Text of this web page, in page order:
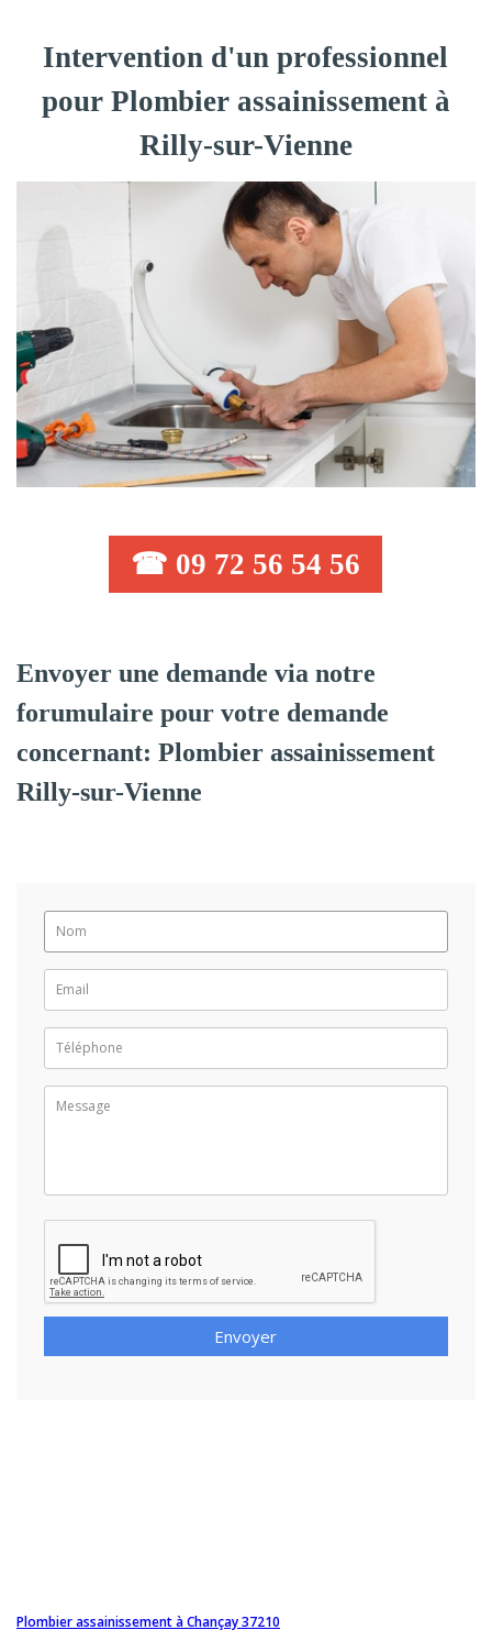
Intervention d'un professionnel
pour Plombier assainissement à
Rilly-sur-Vienne
☎ 09 72 56 54 56
Envoyer une demande via notre
forumulaire pour votre demande
concernant: Plombier assainissement
Rilly-sur-Vienne
Envoyer
Plombier assainissement à Chançay 37210